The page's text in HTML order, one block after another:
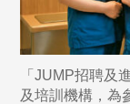
「JUMP招聘及
及培訓機構，為